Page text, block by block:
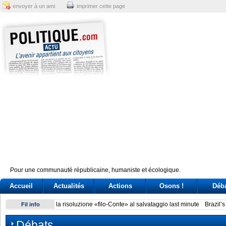
envoyer à un ami imprimer cette page
Pour une communauté républicaine, humaniste et écologique.
Accueil Actualités Actions Osons !
Fil info Brazil’s Lula battles Trump and Milei over perceived